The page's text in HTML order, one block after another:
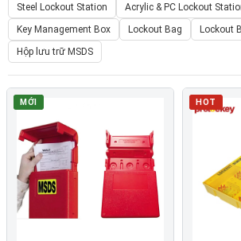
Steel Lockout Station Acrylic & PC Lockout
Key Management Box
Lockout Bag
Lockout
Hộp lưu trữ MSDS
MỚI HOT